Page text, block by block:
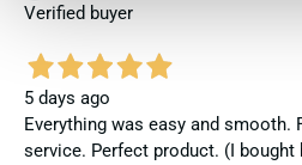
Verified buyer
5 days ago
Everything was easy and smooth.
service. Perfect product. (I